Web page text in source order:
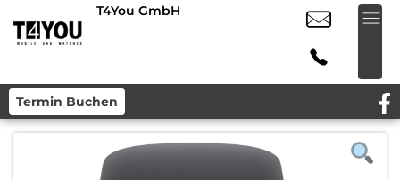
T4You GmbH
Termin Buchen